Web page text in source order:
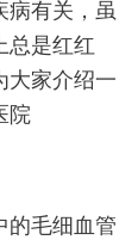
病有关，虽
总是红红
大家介绍一
院
毛细血管